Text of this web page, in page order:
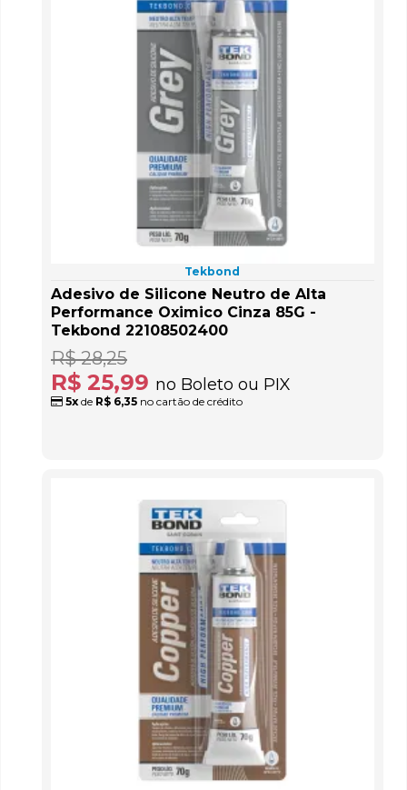
Tekbond
Adesivo de Silicone Neutro de Alta
Performance Oximico Cinza 85G -
Tekbond 22108502400
R$ 25,99 no Boleto ou PIX
R$ 28,25
5x de R$ 6,35 no cartão de crédito